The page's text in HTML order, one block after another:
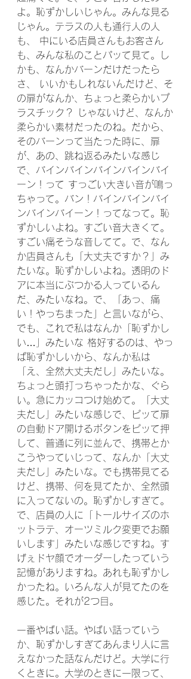
よ。恥ずかしいじゃん。みんな見る
じゃん。テラスの人も通行人の人
も、 中にいる店員さんもお客さん
も、みんな私のことパッて見て。し
かも、なんかバーンだけだったら
さ、 いいかもしれないんだけど、そ
の扉がなんか、ちょっと柔らかいプ
ラスチック？ じゃないけど、なんか
柔らかい素材だったのね。だから、
そのバーンって当たった時に、扉
が、あの、跳ね返るみたいな感じ
で、バインバインバインバインバイ
ーン！って すっごい大きい音が鳴っ
ちゃって。バン！バインバインバイ
ンバインバイーン！ってなって。恥
ずかしいよね。すごい音大きくて。
すごい痛そうな音してて。で、なん
か店員さんも「大丈夫ですか？」み
たいな。恥ずかしいよね。透明のド
アに本当にぶつかる人っているん
だ、みたいなね。で、「あっ、痛
い！やっちまった」と言いながら、
でも、これで私はなんか「恥ずかし
い…」みたいな 格好するのは、やっ
ぱ恥ずかしいから、なんか私は
「え、全然大丈夫だし」みたいな。
ちょっと頭打っちゃったかな、ぐら
い。急にカッコつけ始めて。「大丈
夫だし」みたいな感じで、ピッて扉
の自動ドア開けるボタンをピッて押
して、普通に列に並んで、携帯とか
こうやっていじって、なんか「大丈
夫だし」みたいな。でも携帯見てる
けど、携帯、何を見てたか、全然頭
に入ってないの。恥ずかしすぎて。
で、店員の人に「トールサイズのホ
ットラテ、オーツミルク変更でお願
いします」みたいな感じですね。す
げぇドヤ顔でオーダーしたっていう
記憶がありますね。あれも恥ずかし
かったね。いろんな人が見てたのを
感じた。それが2つ目。
一番やばい話。やばい話っていう
か、恥ずかしすぎてあんまり人に言
えなかった話なんだけど。大学に行
くときに。大学のときに一限って、